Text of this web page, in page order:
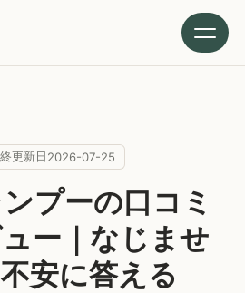
メニ
更新日2026-07-25
プーの口コミ
ー｜なじませ
安に答える